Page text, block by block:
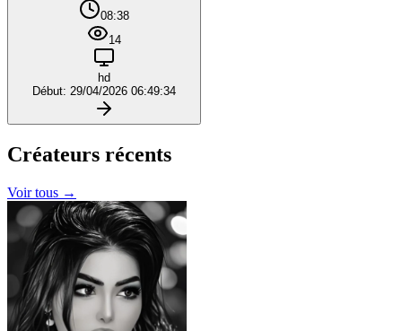
08:38
14
hd
Début: 29/04/2026 06:49:34
Créateurs récents
Voir tous →